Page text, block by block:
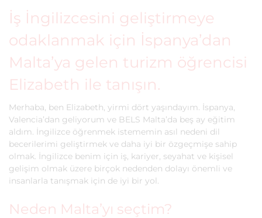
İş İngilizcesini geliştirmeye
odaklanmak için İspanya’dan
Malta’ya gelen turizm öğrencisi
Elizabeth ile tanışın.
Merhaba, ben Elizabeth, yirmi dört yaşındayım. İspanya,
Valencia’dan geliyorum ve BELS Malta’da beş ay eğitim
aldım. İngilizce öğrenmek istememin asıl nedeni dil
becerilerimi geliştirmek ve daha iyi bir özgeçmişe sahip
olmak. İngilizce benim için iş, kariyer, seyahat ve kişisel
gelişim olmak üzere birçok nedenden dolayı önemli ve
insanlarla tanışmak için de iyi bir yol.
Neden Malta’yı seçtim?